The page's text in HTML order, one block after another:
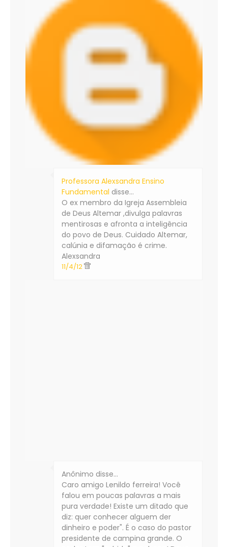
Professora Alexsandra Ensino
Fundamental disse…
O ex membro da Igreja Assembleia
de Deus Altemar ,divulga palavras
mentirosas e afronta a inteligência
do povo de Deus. Cuidado Altemar,
calúnia e difamação é crime.
Alexsandra
11/4/12
Anônimo disse…
Caro amigo Lenildo ferreira! Você
falou em poucas palavras a mais
pura verdade! Existe um ditado que
diz: quer conhecer alguem der
dinheiro e poder". É o caso do pastor
presidente de campina grande. O